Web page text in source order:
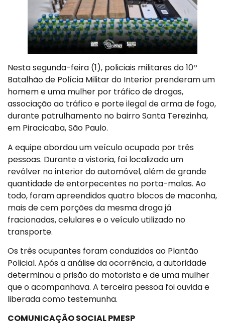
Nesta segunda-feira (1), policiais militares do 10º
Batalhão de Polícia Militar do Interior prenderam um
homem e uma mulher por tráfico de drogas,
associação ao tráfico e porte ilegal de arma de fogo,
durante patrulhamento no bairro Santa Terezinha,
em Piracicaba, São Paulo.
A equipe abordou um veículo ocupado por três
pessoas. Durante a vistoria, foi localizado um
revólver no interior do automóvel, além de grande
quantidade de entorpecentes no porta-malas. Ao
todo, foram apreendidos quatro blocos de maconha,
mais de cem porções da mesma droga já
fracionadas, celulares e o veículo utilizado no
transporte.
Os três ocupantes foram conduzidos ao Plantão
Policial. Após a análise da ocorrência, a autoridade
determinou a prisão do motorista e de uma mulher
que o acompanhava. A terceira pessoa foi ouvida e
liberada como testemunha.
COMUNICAÇÃO SOCIAL PMESP